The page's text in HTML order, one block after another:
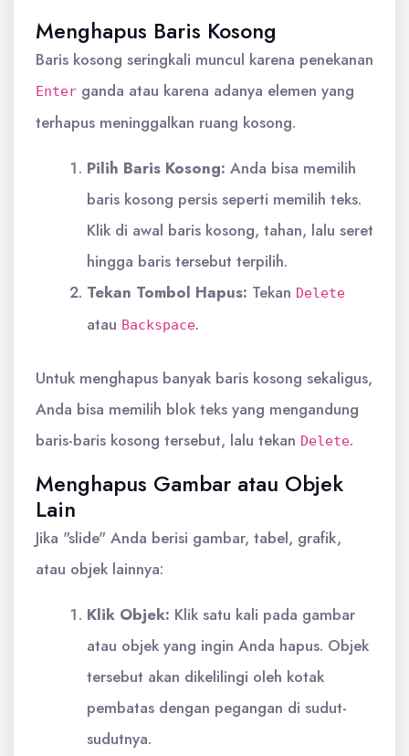
Menghapus Baris Kosong
Baris kosong seringkali muncul karena penekanan
Enter ganda atau karena adanya elemen yang
terhapus meninggalkan ruang kosong.
Pilih Baris Kosong: Anda bisa memilih
baris kosong persis seperti memilih teks.
Klik di awal baris kosong, tahan, lalu seret
hingga baris tersebut terpilih.
Tekan Tombol Hapus: Tekan Delete
atau Backspace.
Untuk menghapus banyak baris kosong sekaligus,
Anda bisa memilih blok teks yang mengandung
baris-baris kosong tersebut, lalu tekan Delete.
Menghapus Gambar atau Objek
Lain
Jika "slide" Anda berisi gambar, tabel, grafik,
atau objek lainnya:
Klik Objek: Klik satu kali pada gambar
atau objek yang ingin Anda hapus. Objek
tersebut akan dikelilingi oleh kotak
pembatas dengan pegangan di sudut-
sudutnya.